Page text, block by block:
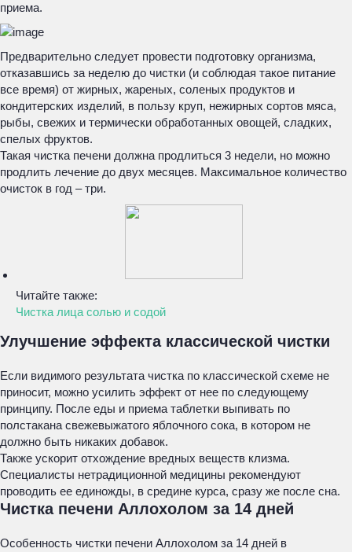
приема.
Предварительно следует провести подготовку организма,
отказавшись за неделю до чистки (и соблюдая такое питание
все время) от жирных, жареных, соленых продуктов и
кондитерских изделий, в пользу круп, нежирных сортов мяса,
рыбы, свежих и термически обработанных овощей, сладких,
спелых фруктов.
Такая чистка печени должна продлиться 3 недели, но можно
продлить лечение до двух месяцев. Максимальное количество
очисток в год – три.
Читайте также:
Чистка лица солью и содой
Улучшение эффекта классической чистки
Если видимого результата чистка по классической схеме не
приносит, можно усилить эффект от нее по следующему
принципу. После еды и приема таблетки выпивать по
полстакана свежевыжатого яблочного сока, в котором не
должно быть никаких добавок.
Также ускорит отхождение вредных веществ клизма.
Специалисты нетрадиционной медицины рекомендуют
проводить ее единожды, в средине курса, сразу же после сна.
Чистка печени Аллохолом за 14 дней
Особенность чистки печени Аллохолом за 14 дней в